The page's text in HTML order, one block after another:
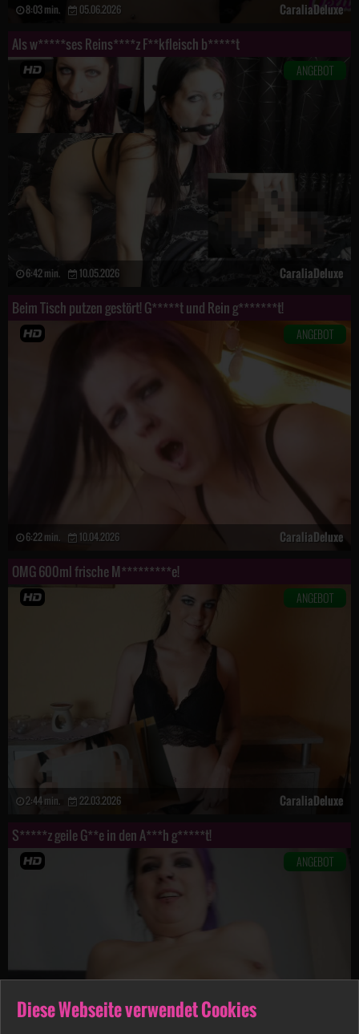
Diese Webseite verwendet Cookies
8:03 min. 05.06.2026 CaraliaDeluxe
Als w*****ses Reins****z F**kfleisch b*****t
ANGEBOT
6:42 min. 10.05.2026 CaraliaDeluxe
Beim Tisch putzen gestört! G*****t und Rein g*******t!
ANGEBOT
6:22 min. 10.04.2026 CaraliaDeluxe
OMG 600ml frische M*********e!
ANGEBOT
2:44 min. 22.03.2026 CaraliaDeluxe
S*****z geile G**e in den A***h g*****t!
ANGEBOT